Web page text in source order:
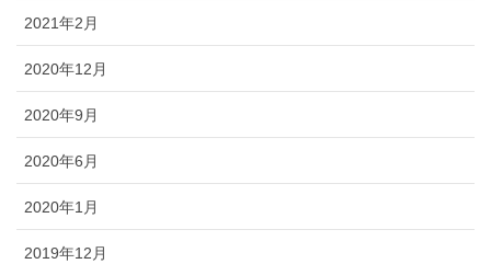
2021年2月
2020年12月
2020年9月
2020年6月
2020年1月
2019年12月